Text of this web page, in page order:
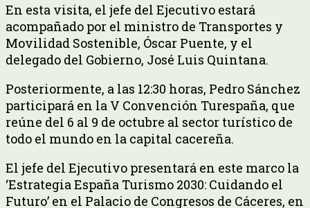
En esta visita, el jefe del Ejecutivo estará
acompañado por el ministro de Transportes y
Movilidad Sostenible, Óscar Puente, y el
delegado del Gobierno, José Luis Quintana.
Posteriormente, a las 12:30 horas, Pedro Sánchez
participará en la V Convención Turespaña, que
reúne del 6 al 9 de octubre al sector turístico de
todo el mundo en la capital cacereña.
El jefe del Ejecutivo presentará en este marco la
‘Estrategia España Turismo 2030: Cuidando el
Futuro’ en el Palacio de Congresos de Cáceres, en